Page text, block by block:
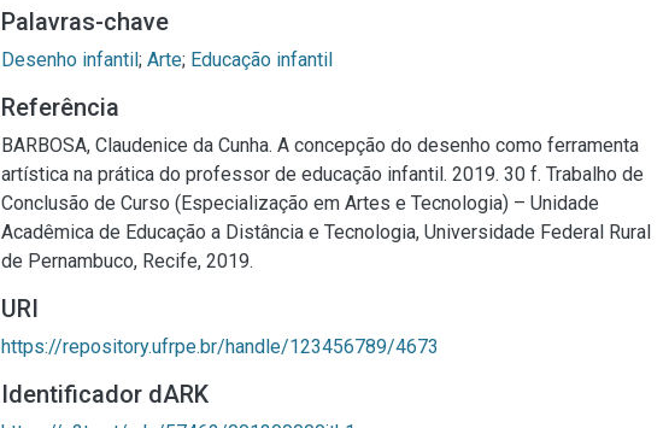
Palavras-chave
Desenho infantil; Arte; Educação infantil
Referência
BARBOSA, Claudenice da Cunha. A concepção do desenho como ferramenta
artística na prática do professor de educação infantil. 2019. 30 f. Trabalho de
Conclusão de Curso (Especialização em Artes e Tecnologia) – Unidade
Acadêmica de Educação a Distância e Tecnologia, Universidade Federal Rural
de Pernambuco, Recife, 2019.
URI
https://repository.ufrpe.br/handle/123456789/4673
Identificador dARK